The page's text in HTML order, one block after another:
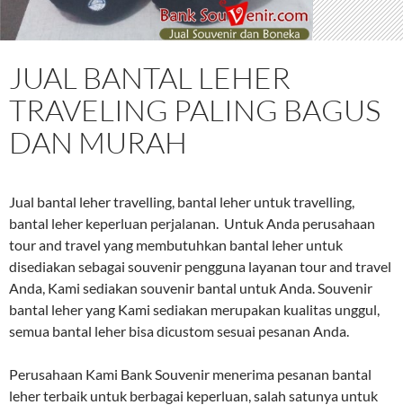
JUAL BANTAL LEHER
TRAVELING PALING BAGUS
DAN MURAH
Jual bantal leher travelling, bantal leher untuk travelling,
bantal leher keperluan perjalanan. Untuk Anda perusahaan
tour and travel yang membutuhkan bantal leher untuk
disediakan sebagai souvenir pengguna layanan tour and travel
Anda, Kami sediakan souvenir bantal untuk Anda. Souvenir
bantal leher yang Kami sediakan merupakan kualitas unggul,
semua bantal leher bisa dicustom sesuai pesanan Anda.
Perusahaan Kami Bank Souvenir menerima pesanan bantal
leher terbaik untuk berbagai keperluan, salah satunya untuk